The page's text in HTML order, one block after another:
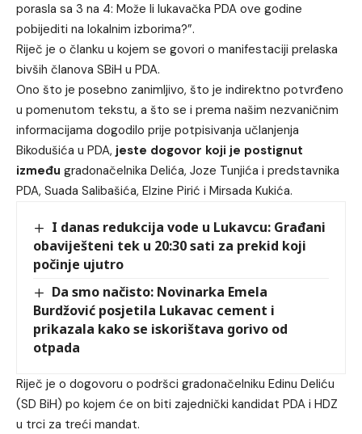
porasla sa 3 na 4: Može li lukavačka PDA ove godine
pobijediti na lokalnim izborima?”.
Riječ je o članku u kojem se govori o manifestaciji prelaska
bivših članova SBiH u PDA.
Ono što je posebno zanimljivo, što je indirektno potvrđeno
u pomenutom tekstu, a što se i prema našim nezvaničnim
informacijama dogodilo prije potpisivanja učlanjenja
Bikodušića u PDA, jeste dogovor koji je postignut
između gradonačelnika Delića, Joze Tunjića i predstavnika
PDA, Suada Salibašića, Elzine Pirić i Mirsada Kukića.
I danas redukcija vode u Lukavcu: Građani
obaviješteni tek u 20:30 sati za prekid koji
počinje ujutro
Da smo načisto: Novinarka Emela
Burdžović posjetila Lukavac cement i
prikazala kako se iskorištava gorivo od
otpada
Riječ je o dogovoru o podršci gradonačelniku Edinu Deliću
(SD BiH) po kojem će on biti zajednički kandidat PDA i HDZ
u trci za treći mandat.